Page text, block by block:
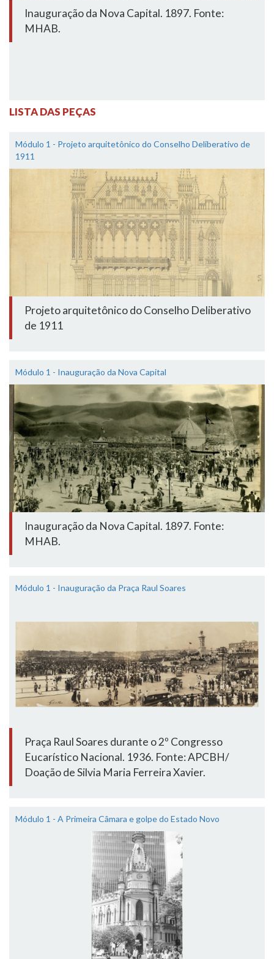
Inauguração da Nova Capital. 1897. Fonte:
MHAB.
LISTA DAS PEÇAS
Módulo 1 - Projeto arquitetônico do Conselho Deliberativo de
1911
Projeto arquitetônico do Conselho Deliberativo
de 1911
Módulo 1 - Inauguração da Nova Capital
Inauguração da Nova Capital. 1897. Fonte:
MHAB.
Módulo 1 - Inauguração da Praça Raul Soares
Praça Raul Soares durante o 2º Congresso
Eucarístico Nacional. 1936. Fonte: APCBH/
Doação de Silvia Maria Ferreira Xavier.
Módulo 1 - A Primeira Câmara e golpe do Estado Novo